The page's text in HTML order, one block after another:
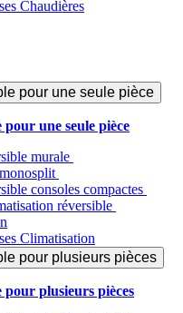
Chaudières
pour une seule pièce
une seule pièce
murale
consoles compactes
réversible
Climatisation
pour plusieurs pièces
plusieurs pièces